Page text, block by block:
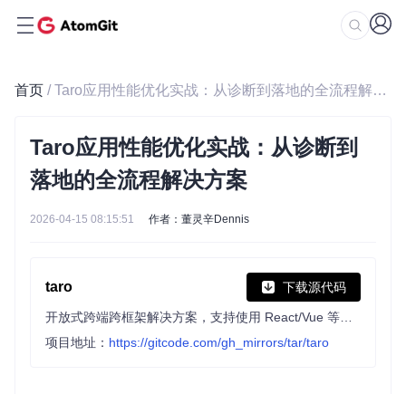
首页 / Taro应用性能优化实战：从诊断到落地的全流程解决方案
Taro应用性能优化实战：从诊断到
落地的全流程解决方案
2026-04-15 08:15:51 作者：董灵辛Dennis
taro 下载源代码
项目地址： https://gitcode.com/gh_mirrors/tar/taro